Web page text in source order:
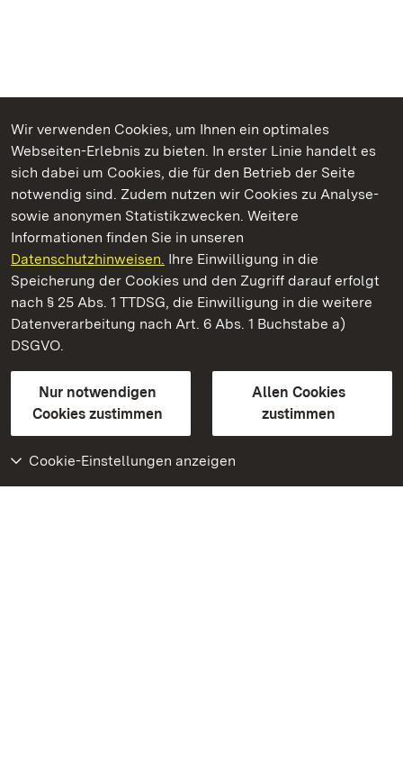
Wir verwenden Cookies, um Ihnen ein optimales
Webseiten-Erlebnis zu bieten. In erster Linie handelt es
sich dabei um Cookies, die für den Betrieb der Seite
notwendig sind. Zudem nutzen wir Cookies zu Analyse-
sowie anonymen Statistikzwecken. Weitere
Informationen finden Sie in unseren
Datenschutzhinweisen. Ihre Einwilligung in die
Speicherung der Cookies und den Zugriff darauf erfolgt
nach § 25 Abs. 1 TTDSG, die Einwilligung in die weitere
Datenverarbeitung nach Art. 6 Abs. 1 Buchstabe a)
DSGVO.
Nur notwendigen
Cookies zustimmen
Allen Cookies
zustimmen
Cookie-Einstellungen anzeigen
Kommen. Staunen. Genießen.
Staatliche Schlösser und Gärten Baden‑Württemberg
Staatliche Schlösser und Gärten Baden-Württemberg
Kontakt
GebärdenspracheLeichte Sprache
Erklärung zur Barrierefreiheit
BITV-konform (geprüfte Seiten)
Weiteres